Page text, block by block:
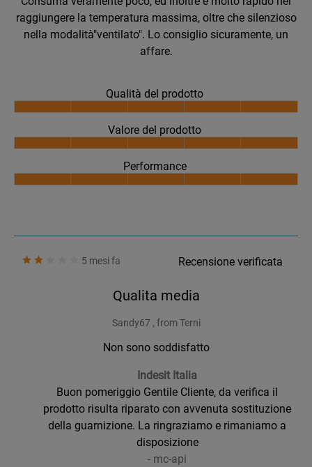
raggiungere la temperatura massima, oltre che silenzioso
nella modalità"ventilato". Lo consiglio sicuramente, un
affare.
Qualità del prodotto
Valore del prodotto
Performance
5 mesi fa Recensione verificata
Qualita media
Sandy67 , from Terni
Non sono soddisfatto
Indesit Italia
Buon pomeriggio Gentile Cliente, da verifica il
prodotto risulta riparato con avvenuta sostituzione
della guarnizione. La ringraziamo e rimaniamo a
disposizione
- mc-api